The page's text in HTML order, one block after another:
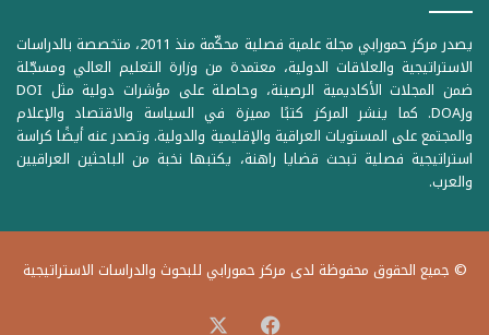
يصدر مركز حمورابي مجلة علمية فصلية محكّمة منذ 2011، متخصصة بالدراسات
الاستراتيجية والعلاقات الدولية، معتمدة من وزارة التعليم العالي ومسجّلة
ضمن المجلات الأكاديمية الرصينة، وحاصلة على مؤشرات دولية مثل DOI
وDOAJ. كما ينشر المركز كتبًا مميزة في السياسة والاقتصاد والإعلام
والمجتمع على المستويات العراقية والإقليمية والدولية. وتصدر عنه أيضًا كراسة
استراتيجية فصلية تبحث قضايا راهنة، يكتبها نخبة من الباحثين العراقيين
والعرب.
© جميع الحقوق محفوظة لدى مركز حمورابي للبحوث والدراسات الاستراتيجية
فيسبوك